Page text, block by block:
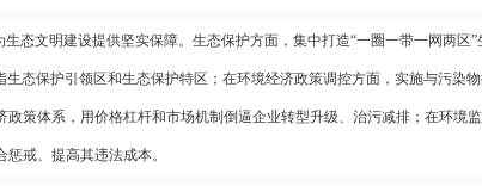
文明建设提供坚实保障。生态保护方面，集中打造“一圈一带一网两区”
态保护引领区和生态保护特区；在环境经济政策调控方面，实施与污染
策体系，用价格杠杆和市场机制倒逼企业转型升级、治污减排；在环境监
戒、提高其违法成本。